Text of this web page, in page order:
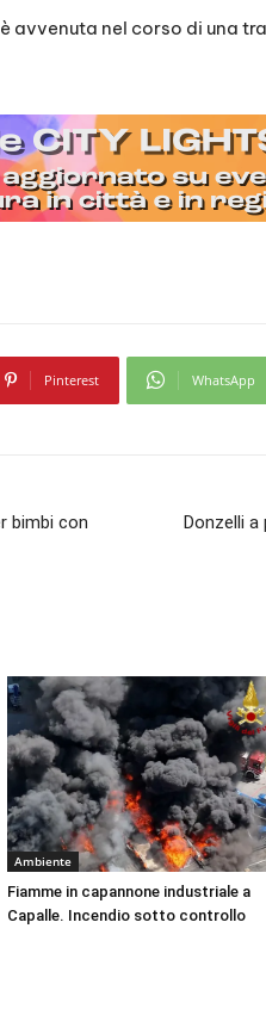
avvenuta nel corso di una
Pinterest WhatsApp
bimbi con
Donzelli
Ambiente
Fiamme in capannone industriale a
Capalle. Incendio sotto controllo